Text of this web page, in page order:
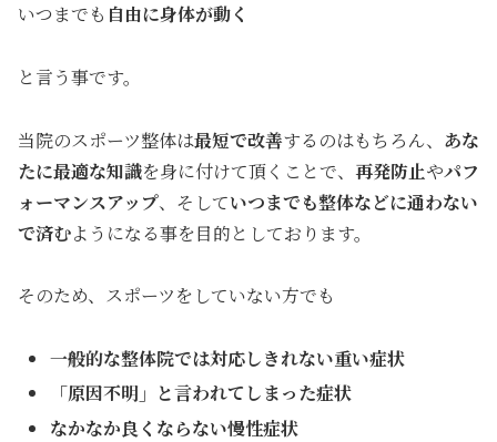
いつまでも 自由に身体が動く
と言う事です。
当院のスポーツ整体は最短で改善するのはもちろん、 あな
たに最適な知識を身に付けて頂くことで、 再発防止やパフ
ォーマンスアップ、そしていつまでも整体などに通わない
で済むようになる事を目的としております。
そのため、スポーツをしていない方でも
一般的な整体院では対応しきれない重い症状
「原因不明」と言われてしまった症状
なかなか良くならない慢性症状